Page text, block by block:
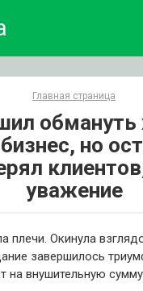
Главная страница
обмануть
но
уважение
плечи. Окинула
завершилось
на внушительную